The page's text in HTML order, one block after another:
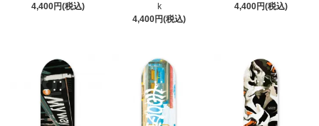
4,400円(税込)
k
4,400円(税込)
4,400円(税込)